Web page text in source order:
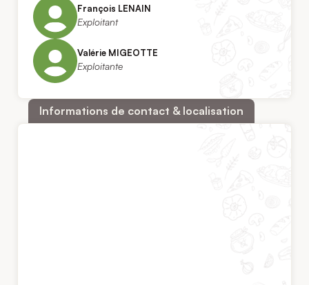
François LENAIN
Exploitant
Valérie MIGEOTTE
Exploitante
Informations de contact & localisation